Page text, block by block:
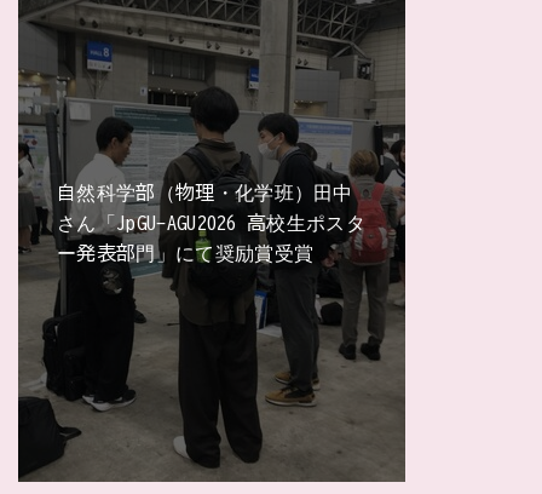
自然科学部（物理・化学班）田中
さん「JpGU-AGU2026 高校生ポスタ
ー発表部門」にて奨励賞受賞